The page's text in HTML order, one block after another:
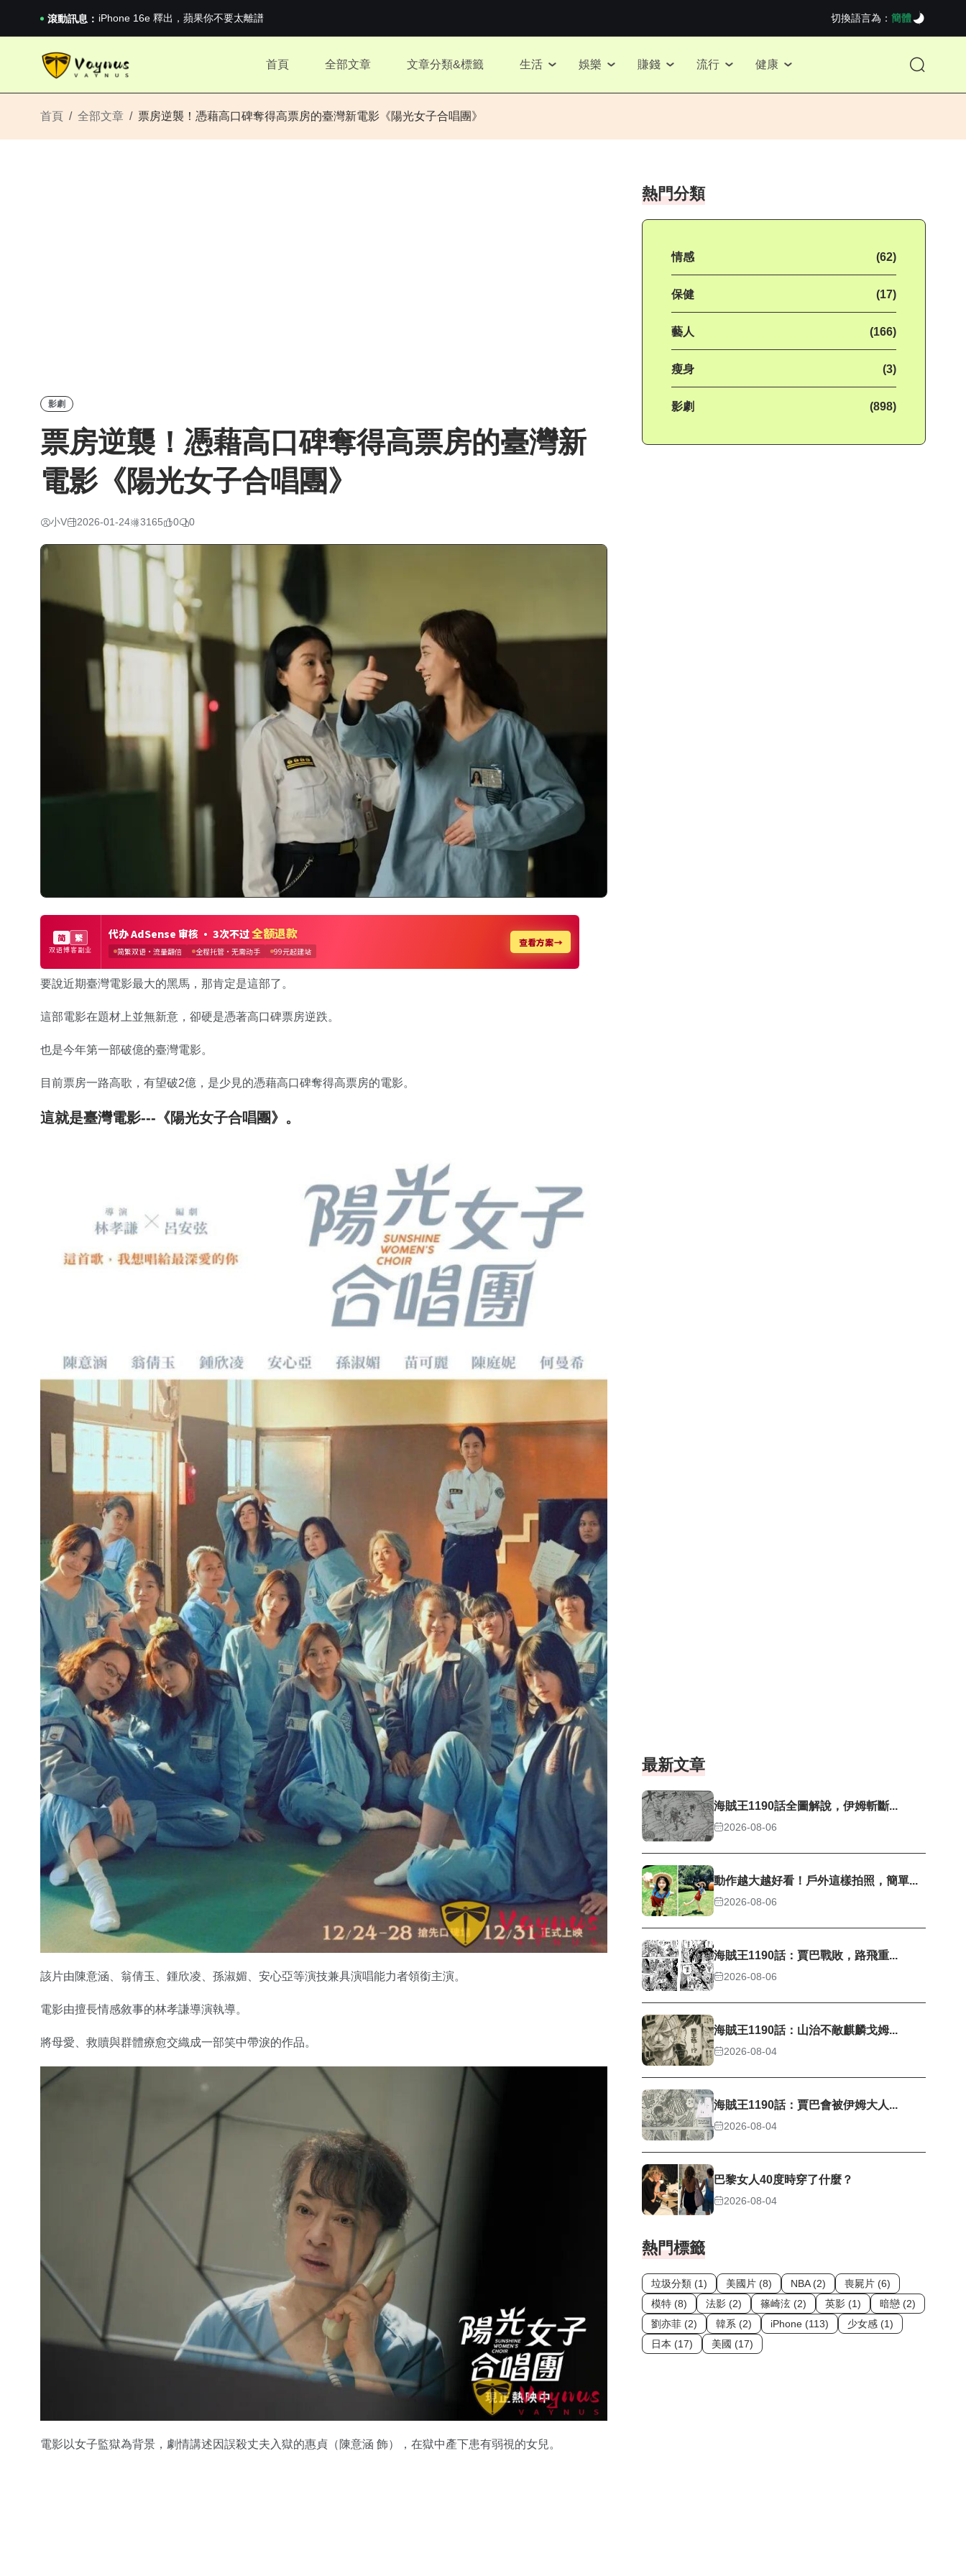
滾動訊息： iPhone 16e 釋出，蘋果你不要太離譜
2026澳網男單收官：全滿貫對上全滿亞，德約...
iPhone 16e 釋出，蘋果你不要太離譜
切換語言為： 簡體
首頁 全部文章 文章分類&標籤 生活 娛樂 賺錢 流行 健康
首頁 全部文章 票房逆襲！憑藉高口碑奪得高票房的臺灣新電影《陽光女子合唱團》
影劇
票房逆襲！憑藉高口碑奪得高票房的臺灣新
電影《陽光女子合唱團》
小V 2026-01-24 3165 0 0
要說近期臺灣電影最大的黑馬，那肯定是這部了。
這部電影在題材上並無新意，卻硬是憑著高口碑票房逆跌。
也是今年第一部破億的臺灣電影。
目前票房一路高歌，有望破2億，是少見的憑藉高口碑奪得高票房的電影。
這就是臺灣電影---《陽光女子合唱團》。
該片由陳意涵、翁倩玉、鍾欣凌、孫淑媚、安心亞等演技兼具演唱能力者領銜主演。
電影由擅長情感敘事的林孝謙導演執導。
將母愛、救贖與群體療愈交織成一部笑中帶淚的作品。
電影以女子監獄為背景，劇情講述因誤殺丈夫入獄的惠貞（陳意涵 飾），在獄中產下患有弱視的女兒。
熱門分類
情感 (62)
保健 (17)
藝人 (166)
瘦身 (3)
影劇 (898)
最新文章
海賊王1190話全圖解說，伊姆斬斷...
2026-08-06
動作越大越好看！戶外這樣拍照，簡單...
2026-08-06
海賊王1190話：賈巴戰敗，路飛重...
2026-08-06
海賊王1190話：山治不敵麒麟戈姆...
2026-08-04
海賊王1190話：賈巴會被伊姆大人...
2026-08-04
巴黎女人40度時穿了什麼？
2026-08-04
熱門標籤
垃圾分類 (1) 美國片 (8) NBA (2)
喪屍片 (6)
模特 (8)
法影 (2) 篠崎泫 (2) 英影 (1)
暗戀 (2)
劉亦菲 (2)
韓系 (2) iPhone (113)
少女感 (1)
日本 (17)
美國 (17)